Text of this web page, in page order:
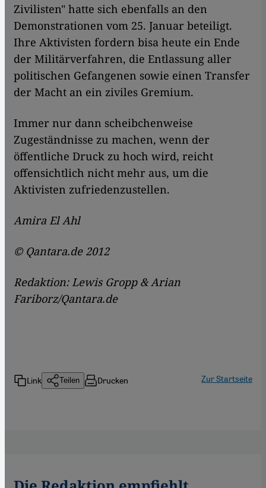
Zivilisten" hatte sich ebenfalls an den
Demonstrationen vom 25. Januar beteiligt.
Ihre Aktivisten fordern bisa heute ein Ende
der Militärverfahren, die Entlassung aller
politischen Gefangenen sowie einen Transfer
der Macht an ein ziviles Gremium.
Immer nur dann scheibchenweise
Zugeständnisse zu machen, wenn der
öffentliche Druck zu hoch wird, reicht
offensichtlich nicht mehr aus, um die
Aktivisten zufriedenzustellen.
Amira El Ahl
© Qantara.de 2012
Redaktion: Lewis Gropp & Arian
Fariborz/Qantara.de
Link Teilen Drucken Zur Startseite